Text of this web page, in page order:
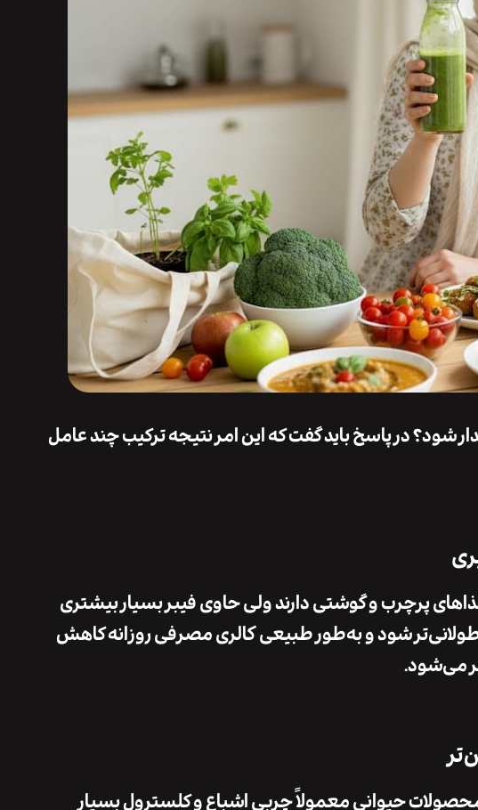
شود؟ در پاسخ باید گفت که این امر نتیجهترکیب چند عامل
پرچرب و گوشتی دارند ولیحاوی فیبر بسیار بیشتری
شود و به‌طور طبیعیکالری مصرفی روزانه کاهش
می‌شود.
حیوانی معمولاًچربی اشباع و کلسترولبسیار